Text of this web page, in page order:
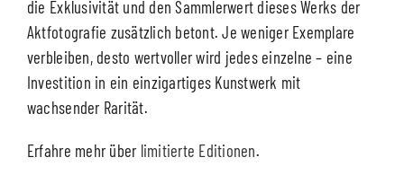
die Exklusivität und den Sammlerwert dieses Werks der
Aktfotografie zusätzlich betont. Je weniger Exemplare
verbleiben, desto wertvoller wird jedes einzelne – eine
Investition in ein einzigartiges Kunstwerk mit
wachsender Rarität.
Erfahre mehr über limitierte Editionen.